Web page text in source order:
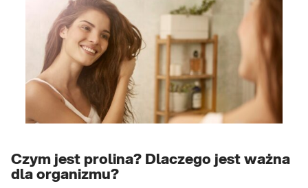
Czym jest prolina? Dlaczego jest ważna
dla organizmu?